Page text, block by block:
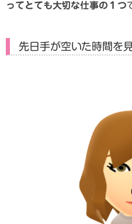
ってとても大切な仕事の１つ
先日手が空いた時間を